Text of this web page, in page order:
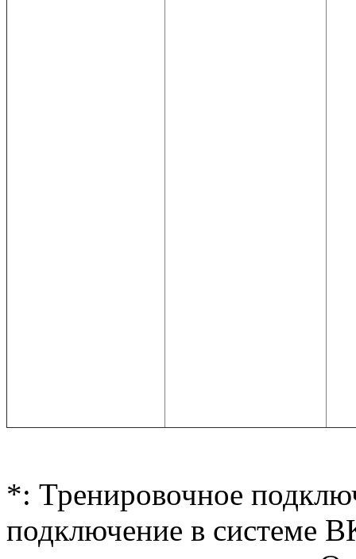
*: Тренировочное
подключение в системе